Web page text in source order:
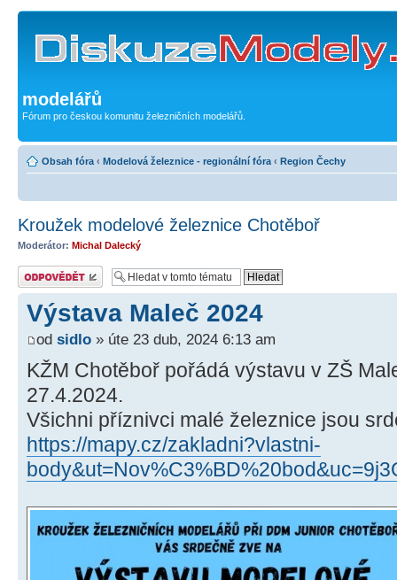
modelářů
Fórum pro českou komunitu železničních modelářů.
Obsah fóra ‹ Modelová železnice - regionální fóra ‹ Region Čechy
Kroužek modelové železnice Chotěboř
Moderátor: Michal Dalecký
Odeslat odpověď
Výstava Maleč 2024
od sidlo » úte 23 dub, 2024 6:13 am
KŽM Chotěboř pořádá výstavu v ZŠ
27.4.2024.
Všichni příznivci malé železnice jsou
https://mapy.cz/zakladni?vlastni-